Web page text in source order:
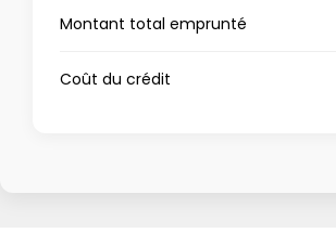
Montant total emprunté
Coût du crédit